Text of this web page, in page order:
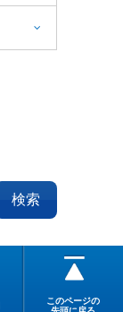
このページの